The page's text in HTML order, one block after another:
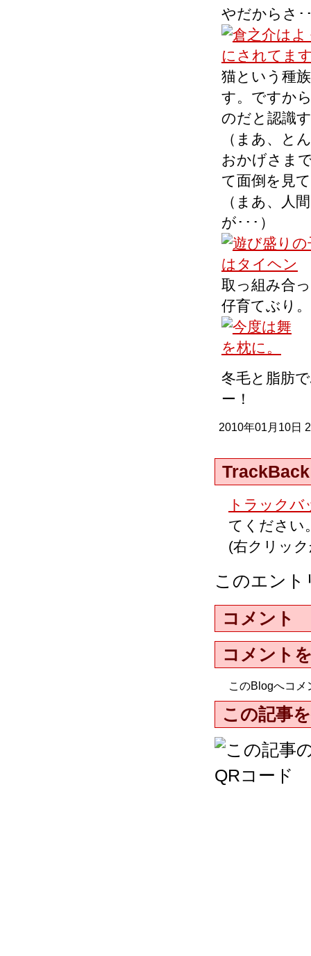
やだからさ･
猫という種
す。ですか
のだと認識
（まあ、と
おかげさま
て面倒を見
（まあ、人
が･･･）
取っ組み合
仔育てぶり。
冬毛と脂肪
ー！
2010年01月10日
TrackBack
トラックバ
てください
(右クリッ
このエン
コメント
コメント
このBlogへコ
この記事